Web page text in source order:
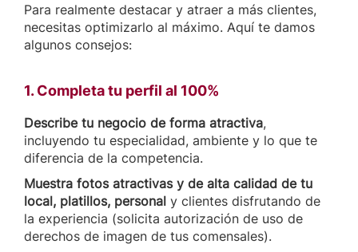
Para realmente destacar y atraer a más clientes,
necesitas optimizarlo al máximo. Aquí te damos
algunos consejos:
1. Completa tu perfil al 100%
Describe tu negocio de forma atractiva,
incluyendo tu especialidad, ambiente y lo que te
diferencia de la competencia.
Muestra fotos atractivas y de alta calidad de tu
local, platillos, personal y clientes disfrutando de
la experiencia (solicita autorización de uso de
derechos de imagen de tus comensales).